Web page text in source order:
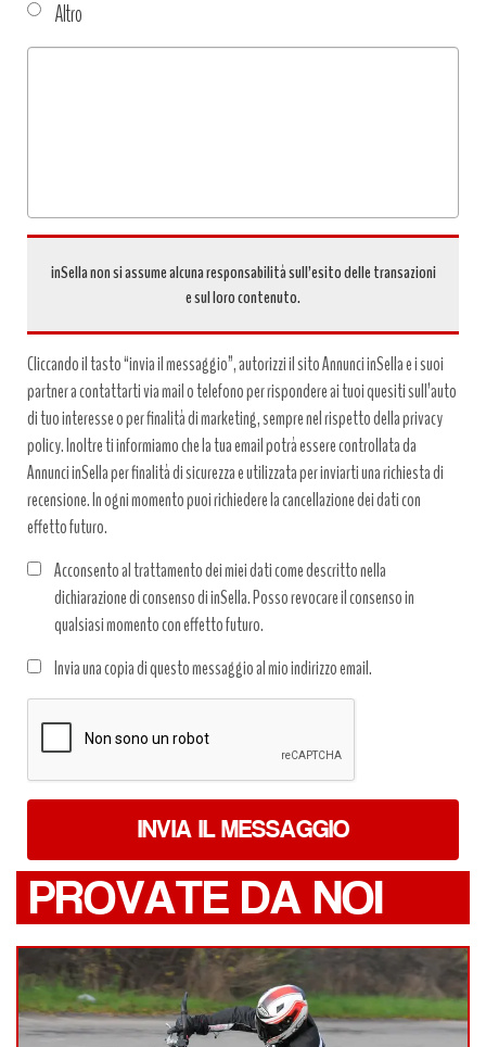
Altro
Tipo
inSella non si assume alcuna responsabilità sull’esito delle transazioni
e sul loro contenuto.
Cliccando il tasto “invia il messaggio”, autorizzi il sito Annunci inSella e i suoi
partner a contattarti via mail o telefono per rispondere ai tuoi quesiti sull’auto
di tuo interesse o per finalità di marketing, sempre nel rispetto della privacy
policy. Inoltre ti informiamo che la tua email potrà essere controllata da
Annunci inSella per finalità di sicurezza e utilizzata per inviarti una richiesta di
recensione. In ogni momento puoi richiedere la cancellazione dei dati con
effetto futuro.
Acconsento al trattamento dei miei dati come descritto nella
dichiarazione di consenso di inSella. Posso revocare il consenso in
qualsiasi momento con effetto futuro.
dati
*
Invia una copia di questo messaggio al mio indirizzo email.
INVIA IL MESSAGGIO
PROVATE DA NOI